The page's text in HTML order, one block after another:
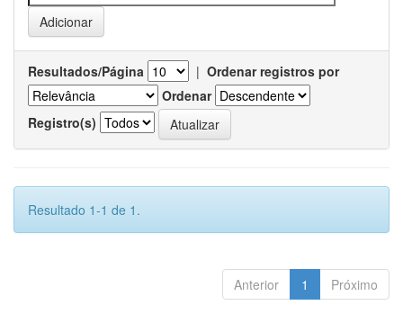
Resultados/Página | Ordenar registros por
Ordenar
Registro(s)
Resultado 1-1 de 1.
Anterior 1 Próximo